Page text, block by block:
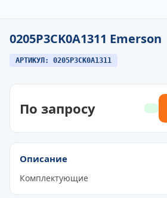
0205P3CK0A1311 Emerson
АРТИКУЛ: 0205P3CK0A1311
По запросу
Описание
Комплектующие